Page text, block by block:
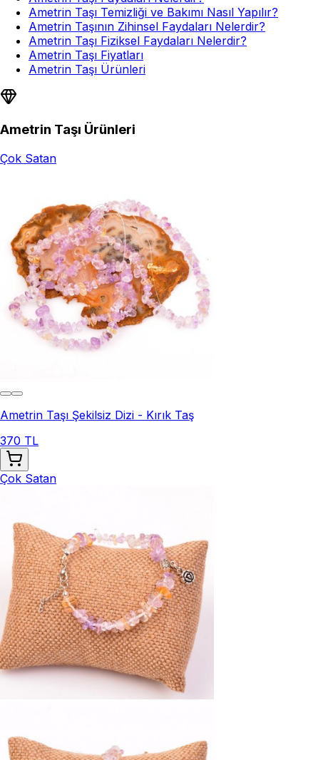
Ametrin Taşı Temizliği ve Bakımı Nasıl Yapılır?
Ametrin Taşının Zihinsel Faydaları Nelerdir?
Ametrin Taşı Fiziksel Faydaları Nelerdir?
Ametrin Taşı Fiyatları
Ametrin Taşı Ürünleri
Ametrin Taşı Ürünleri
Çok Satan
Ametrin Taşı Şekilsiz Dizi - Kırık Taş
370 TL
Çok Satan